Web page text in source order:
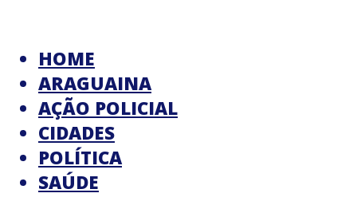
HOME
ARAGUAINA
AÇÃO POLICIAL
CIDADES
POLÍTICA
SAÚDE